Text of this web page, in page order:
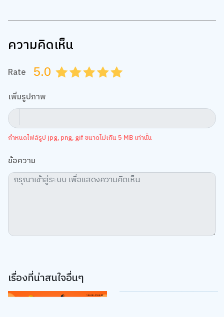
ความคิดเห็น
Rate 5.0 4.5
4.0
3.5
3.0
2.5
2.0
1.5
1.0
0.5
เพิ่มรูปภาพ
กำหนดไฟล์รูป jpg, png, gif ขนาดไม่เกิน 5 MB เท่านั้น
ข้อความ
เรื่องที่น่าสนใจอื่นๆ